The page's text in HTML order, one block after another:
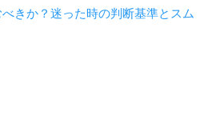
きか？迷った時の判断基準とスム